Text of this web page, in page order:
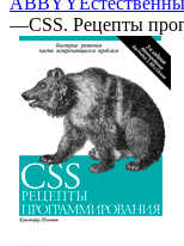
—CSS. Рецепты